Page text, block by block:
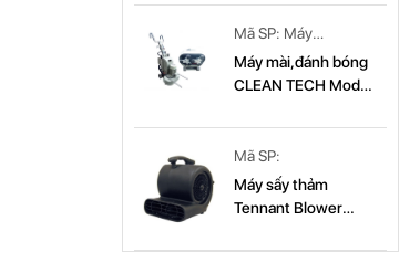
Mã SP: Máy
mài,đánh bóng
CLEAN TECH Model:
Máy mài,đánh bóng
CLEAN TECH Model
Mã SP:
Máy sấy thảm
Tennant Blower